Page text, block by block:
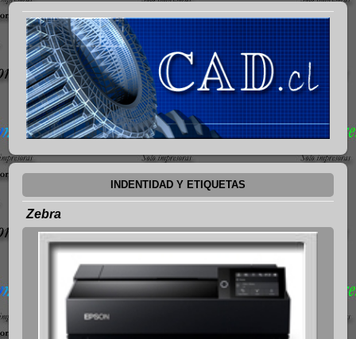
INDENTIDAD Y ETIQUETAS
Zebra